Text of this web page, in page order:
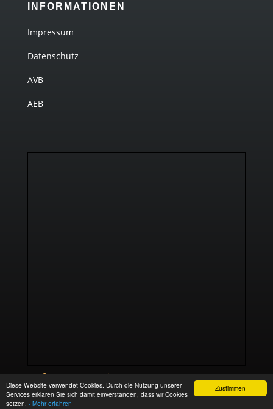
Zustimmen
Diese Website verwendet Cookies. Durch die Nutzung unserer
Services erklären Sie sich damit einverstanden, dass wir Cookies
setzen. - Mehr erfahren
INFORMATIONEN
Impressum
Datenschutz
AVB
AEB
Größere Karte anzeigen